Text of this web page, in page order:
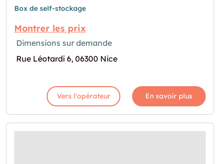
Box de self-stockage
Montrer les prix
Dimensions sur demande
Rue Léotardi 6, 06300 Nice
Vers l'opérateur En savoir plus